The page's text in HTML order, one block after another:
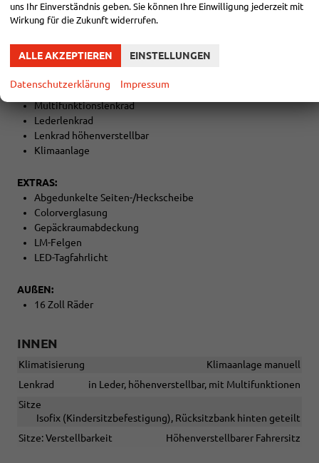
Fahrersitz höhenverstellbar
Kindersitzvorbereitung (ISOFIX)
Rücksitzbank teilbar
Lederschalthebel
Multifunktionslenkrad
Lederlenkrad
Lenkrad höhenverstellbar
Klimaanlage
EXTRAS:
Abgedunkelte Seiten-/Heckscheibe
Colorverglasung
Gepäckraumabdeckung
LM-Felgen
LED-Tagfahrlicht
AUßEN:
16 Zoll Räder
INNEN
Klimatisierung
Klimaanlage manuell
Lenkrad
in Leder, höhenverstellbar, mit Multifunktionen
Sitze
Isofix (Kindersitzbefestigung), Rücksitzbank hinten geteilt
Sitze: Verstellbarkeit
Höhenverstellbarer Fahrersitz
uns Ihr Einverständnis geben. Sie können Ihre Einwilligung jederzeit mit
Wirkung für die Zukunft widerrufen.
ALLE AKZEPTIEREN EINSTELLUNGEN
Datenschutzerklärung Impressum